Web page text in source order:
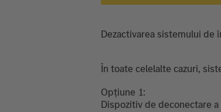
Dezactivarea sistemului de
În toate celelalte cazuri,
Opțiune
Dispozitiv de deconectare